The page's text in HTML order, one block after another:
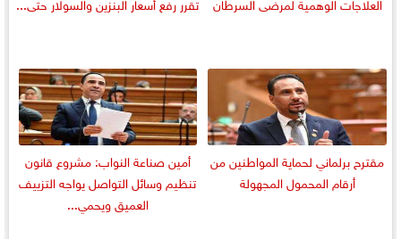
مقترح برلماني لحماية المواطنين من
أرقام المحمول المجهولة
أمين صناعة النواب: مشروع قانون
تنظيم وسائل التواصل يواجه التزييف
العميق ويحمي...